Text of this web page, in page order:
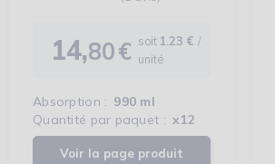
Prix
14,80€ soit 1.23 € /
unité
Absorption : 990 ml
Quantité par paquet : x12
Voir la page produit